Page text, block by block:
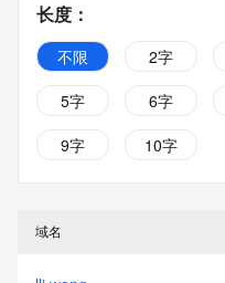
长度 ：
不限 2字
5字
6字
9字
10字
域名